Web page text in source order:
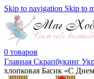
Skip to navigation Skip to
0 товаров
Главная Скрапбукинг
хлопковая Басик «С